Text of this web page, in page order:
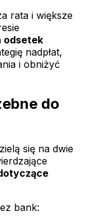
rata i większe
odsetek
nadpłat,
i obniżyć
do
się na dwie
bank: